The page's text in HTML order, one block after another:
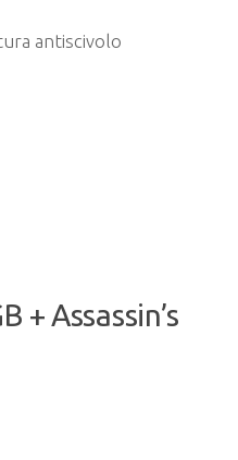
antiscivolo
+ Assassin’s